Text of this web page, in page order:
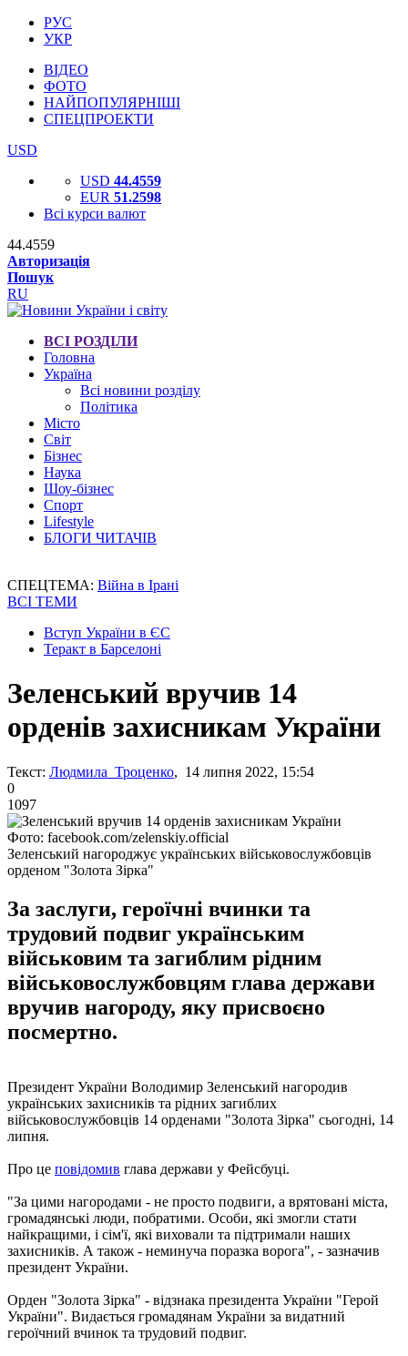
РУС
УКР
ВІДЕО
ФОТО
НАЙПОПУЛЯРНІШІ
СПЕЦПРОЕКТИ
USD
USD 44.4559
EUR 51.2598
Всі курси валют
44.4559
Авторизація
Пошук
RU
ВСІ РОЗДІЛИ
Головна
Україна
Всі новини розділу
Політика
Місто
Світ
Бізнес
Наука
Шоу-бізнес
Спорт
Lifestyle
БЛОГИ ЧИТАЧІВ
СПЕЦТЕМА: Війна в Ірані
ВСІ ТЕМИ
Вступ України в ЄС
Теракт в Барселоні
Зеленський вручив 14
орденів захисникам України
Текст: Людмила Троценко, 14 липня 2022, 15:54
0
1097
Фото: facebook.com/zelenskiy.official
Зеленський нагороджує українських військовослужбовців
орденом "Золота Зірка"
За заслуги, героїчні вчинки та
трудовий подвиг українським
військовим та загиблим рідним
військовослужбовцям глава держави
вручив нагороду, яку присвоєно
посмертно.
Президент України Володимир Зеленський нагородив
українських захисників та рідних загиблих
військовослужбовців 14 орденами "Золота Зірка" сьогодні, 14
липня.
Про це повідомив глава держави у Фейсбуці.
"За цими нагородами - не просто подвиги, а врятовані міста,
громадянські люди, побратими. Особи, які змогли стати
найкращими, і сім'ї, які виховали та підтримали наших
захисників. А також - неминуча поразка ворога", - зазначив
президент України.
Орден "Золота Зірка" - відзнака президента України "Герой
України". Видається громадянам України за видатний
героїчний вчинок та трудовий подвиг.